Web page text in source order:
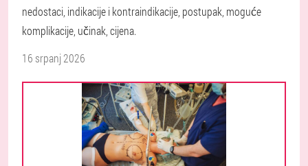
nedostaci, indikacije i kontraindikacije, postupak, moguće
komplikacije, učinak, cijena.
16 srpanj 2026